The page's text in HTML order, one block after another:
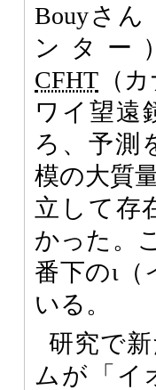
Bouyさん
ンター
CFHT （
ワイ望遠
ろ、予測
模の大質
立して存
かった。
番下のι
いる。
研究で
ムが「イ